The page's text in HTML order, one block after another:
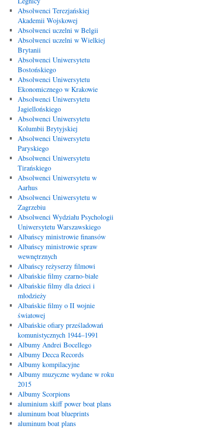
Absolwenci Terezjańskiej
Akademii Wojskowej
Absolwenci uczelni w Belgii
Absolwenci uczelni w Wielkiej
Brytanii
Absolwenci Uniwersytetu
Bostońskiego
Absolwenci Uniwersytetu
Ekonomicznego w Krakowie
Absolwenci Uniwersytetu
Jagiellońskiego
Absolwenci Uniwersytetu
Kolumbii Brytyjskiej
Absolwenci Uniwersytetu
Paryskiego
Absolwenci Uniwersytetu
Tirańskiego
Absolwenci Uniwersytetu w
Aarhus
Absolwenci Uniwersytetu w
Zagrzebiu
Absolwenci Wydziału Psychologii
Uniwersytetu Warszawskiego
Albańscy ministrowie finansów
Albańscy ministrowie spraw
wewnętrznych
Albańscy reżyserzy filmowi
Albańskie filmy czarno-białe
Albańskie filmy dla dzieci i
młodzieży
Albańskie filmy o II wojnie
światowej
Albańskie ofiary prześladowań
komunistycznych 1944–1991
Albumy Andrei Bocellego
Albumy Decca Records
Albumy kompilacyjne
Albumy muzyczne wydane w roku
2015
Albumy Scorpions
aluminium skiff power boat plans
aluminum boat blueprints
aluminum boat plans